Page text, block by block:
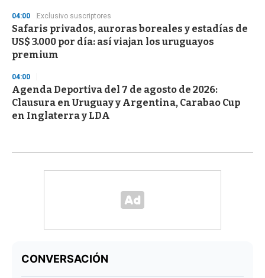
04:00 Exclusivo suscriptores
Safaris privados, auroras boreales y estadías de
US$ 3.000 por día: así viajan los uruguayos
premium
04:00
Agenda Deportiva del 7 de agosto de 2026:
Clausura en Uruguay y Argentina, Carabao Cup
en Inglaterra y LDA